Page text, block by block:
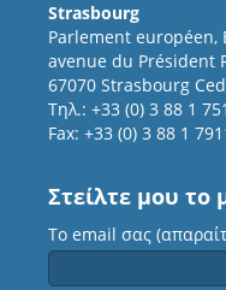
Strasbourg
Parlement européen,
avenue du Président
67070 Strasbourg
Τηλ.: +33 (0) 3 88 1
Fax: +33 (0) 3 88 1
Στείλτε μου το
Το email σας